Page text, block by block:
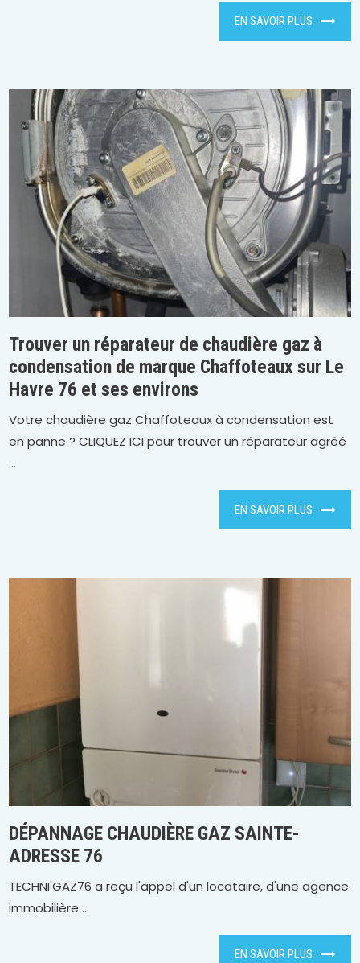
EN SAVOIR PLUS
Trouver un réparateur de chaudière gaz à
condensation de marque Chaffoteaux sur Le
Havre 76 et ses environs
Votre chaudière gaz Chaffoteaux à condensation est
en panne ? CLIQUEZ ICI pour trouver un réparateur agréé
...
EN SAVOIR PLUS
DÉPANNAGE CHAUDIÈRE GAZ SAINTE-
ADRESSE 76
TECHNI'GAZ76 a reçu l'appel d'un locataire, d'une agence
immobilière ...
EN SAVOIR PLUS